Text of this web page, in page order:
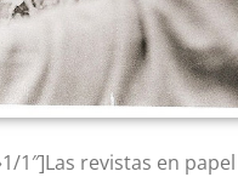
1″]Las revistas en